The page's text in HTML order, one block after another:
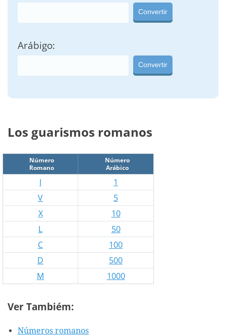
Convertir
Arábigo:
Convertir
Los guarismos romanos
Número
Romano
Número
Arábico
I
1
V
5
X
10
L
50
C
100
D
500
M
1000
Ver Tambiém:
Números romanos